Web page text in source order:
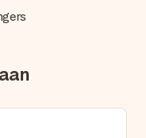
je bestelling. Je
laten afleveren, zo is